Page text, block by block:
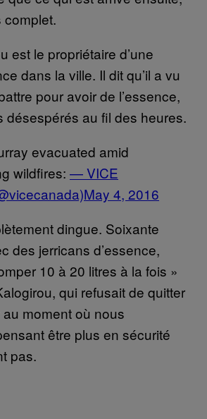
complet.
est le propriétaire d’une
dans la ville. Il dit qu’il a vu
pour avoir de l’essence,
désespérés au fil des heures.
evacuated amid
wildfires: — VICE
May 4, 2016
dingue. Soixante
des jerricans d’essence,
10 à 20 litres à la fois »
qui refusait de quitter
moment où nous
être plus en sécurité
pas.